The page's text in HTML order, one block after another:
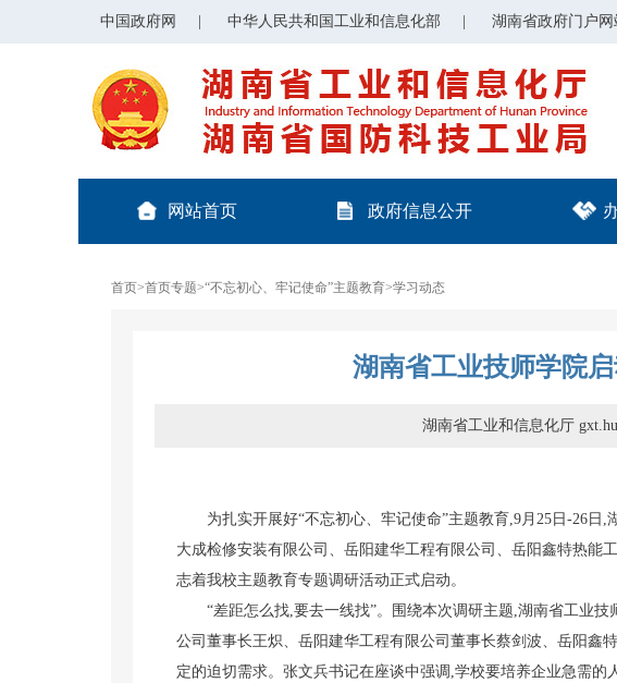
中国政府网 中华人民共和国工业和信息化部 湖南省政府门户网
网站首页 政府信息公开
首页>首页专题>“不忘初心、牢记使命”主题教育>学习动态
湖南省工业技师学院
湖南省工业和信息化厅
为扎实开展好“不忘初心、牢记使命”主题教育,9月25日-26日,
大成检修安装有限公司、岳阳建华工程有限公司、岳阳鑫特热能
志着我校主题教育专题调研活动正式启动。
“差距怎么找,要去一线找”。围绕本次调研主题,湖南省工业
公司董事长王炽、岳阳建华工程有限公司董事长蔡剑波、岳阳鑫
定的迫切需求。张文兵书记在座谈中强调,学校要培养企业急需